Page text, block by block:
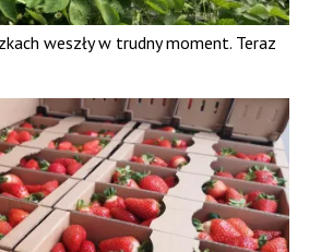
weszły w trudny moment. Teraz